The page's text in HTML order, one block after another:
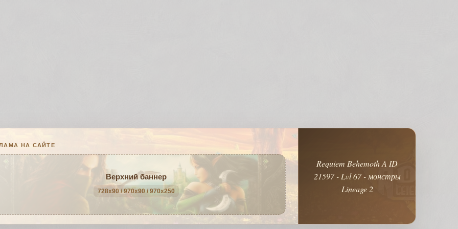
НА САЙТЕ
Верхний баннер
728x90 / 970x90 / 970x250
Requiem Behemoth A ID
21597 - Lvl 67 - монстры
Lineage 2